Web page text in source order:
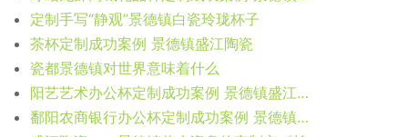
定制手写“静观”景德镇白瓷玲珑杯子
茶杯定制成功案例 景德镇盛江陶瓷
瓷都景德镇对世界意味着什么
阳艺艺术办公杯定制成功案例 景德镇盛江陶瓷
鄱阳农商银行办公杯定制成功案例 景德镇盛江陶瓷